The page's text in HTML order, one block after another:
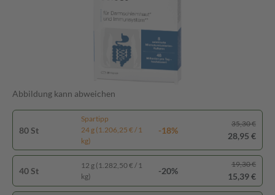
Abbildung kann abweichen
80 St
Spartipp
24 g (1.206,25 € / 1
kg)
-18%
35,30 €
28,95 €
40 St
12 g (1.282,50 € / 1
kg)
-20%
19,30 €
15,39 €